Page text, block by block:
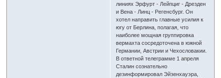
линиях Эрфурт - Лейпциг - Дрезден
и Вена - Линц - Регенсбург. Он
хотел направить главные усилия к
югу от Берлина, полагая, что
наиболее мощная группировка
вермахта сосредоточена в южной
Германии, Австрии и Чехословакии.
В ответной телеграмме 1 апреля
Сталин сознательно
дезинформировал Эйзенхауэра,